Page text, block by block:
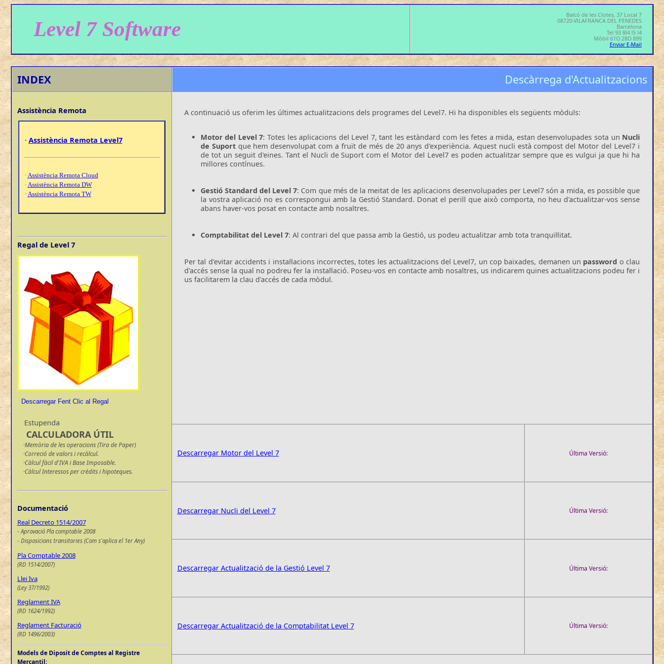
Level 7 Software
Balcó de les Clotes, 37 Local 7
08720-VILAFRANCA DEL PENEDES
Barcelona
Tel 93 8l4 l5 l4
Mòbil 61O 28O 899
Enviar E-Mail
INDEX Descàrrega d'Actualitzacions
Assistència Remota
· Assistència Remota Level7
· Assistència Remota Cloud
· Assistència Remota DW
· Assistència Remota TW
Regal de Level 7
Descarregar Fent Clic al Regal
Estupenda
CALCULADORA ÚTIL
·Memòria de les operacions (Tira de Paper)
·Correció de valors i recàlcul.
·Càlcul fàcil d'IVA i Base Imposable.
·Càlcul Interessos per crèdits i hipoteques.
Documentació
Real Decreto 1514/2007
- Aprovació Pla comptable 2008
- Disposicions transitories (Com s'aplica el 1er Any)
Pla Comptable 2008
(RD 1514/2007)
Llei Iva
(Ley 37/1992)
Reglament IVA
(RD 1624/1992)
Reglament Facturació
(RD 1496/2003)
Models de Diposit de Comptes al Registre
Mercantil:
A continuació us oferim les últimes actualitzacions dels programes del Level7. Hi ha disponibles els següents mòduls:
Motor del Level 7: Totes les aplicacions del Level 7, tant les estàndard com les fetes a mida, estan desenvolupades sota un Nucli
de Suportque hem desenvolupat com a fruït de més de 20 anys d'experiència. Aquest nucli està compost del Motor del Level7 i
de tot un seguit d'eines. Tant el Nucli de Suport com el Motor del Level7 es poden actualitzar sempre que es vulgui ja que hi ha
millores contínues.
Gestió Standard del Level 7: Com que més de la meitat de les aplicacions desenvolupades per Level7 són a mida, es possible que
la vostra aplicació no es correspongui amb la Gestió Standard. Donat el perill que això comporta, no heu d'actualitzar-vos sense
abans haver-vos posat en contacte amb nosaltres.
Comptabilitat del Level 7: Al contrari del que passa amb la Gestió, us podeu actualitzar amb tota tranquil·litat.
Per tal d'evitar accidents i instal·lacions incorrectes, totes les actualitzacions del Level7, un cop baixades, demanen un password o clau
d'accés sense la qual no podreu fer la instal·lació. Poseu-vos en contacte amb nosaltres, us indicarem quines actualitzacions podeu fer i
us facilitarem la clau d'accés de cada mòdul.
Descarregar Motor del Level 7 Última Versió:
Descarregar Nucli del Level 7 Última Versió:
Descarregar Actualització de la Gestió Level 7 Última Versió:
Descarregar Actualització de la Comptabilitat Level 7 Última Versió: